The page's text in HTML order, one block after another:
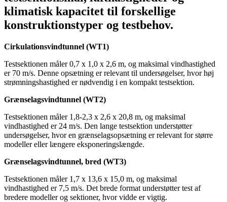
klimatisk kapacitet til forskellige
konstruktionstyper og testbehov.
Cirkulationsvindtunnel (WT1)
Testsektionen måler 0,7 x 1,0 x 2,6 m, og maksimal vindhastighed
er 70 m/s. Denne opsætning er relevant til undersøgelser, hvor høj
strømningshastighed er nødvendig i en kompakt testsektion.
Grænselagsvindtunnel (WT2)
Testsektionen måler 1,8-2,3 x 2,6 x 20,8 m, og maksimal
vindhastighed er 24 m/s. Den lange testsektion understøtter
undersøgelser, hvor en grænselagsopsætning er relevant for større
modeller eller længere eksponeringslængde.
Grænselagsvindtunnel, bred (WT3)
Testsektionen måler 1,7 x 13,6 x 15,0 m, og maksimal
vindhastighed er 7,5 m/s. Det brede format understøtter test af
bredere modeller og sektioner, hvor vidde er vigtig.